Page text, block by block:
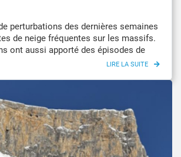
perturbations des dernières semaines
de neige fréquentes sur les massifs.
ont aussi apporté des épisodes de
et de vent tempétueux. En conséquence,
"élevé" ( entre 3 et 5 sur une échelle de
massifs. Il convient donc d'être très
partir en montagne.
Trajan